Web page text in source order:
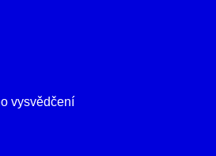
vysvědčení